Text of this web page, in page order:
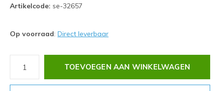
Artikelcode: se-32657
Op voorraad: Direct leverbaar
TOEVOEGEN AAN WINKELWAGEN